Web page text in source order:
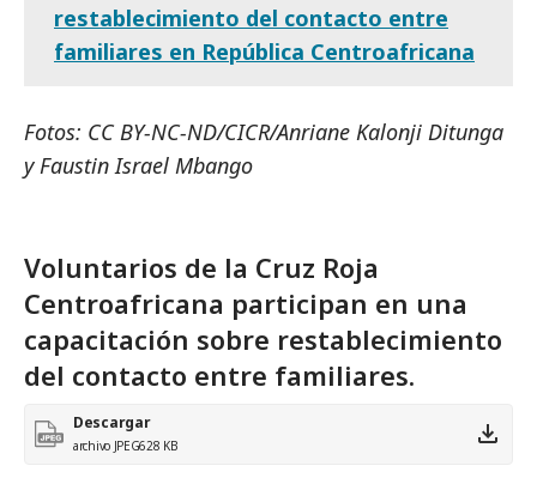
restablecimiento del contacto entre
familiares en República Centroafricana
Fotos: CC BY-NC-ND/CICR/Anriane Kalonji Ditunga
y Faustin Israel Mbango
Voluntarios de la Cruz Roja
Centroafricana participan en una
capacitación sobre restablecimiento
del contacto entre familiares.
Descargar
archivo JPEG628 KB